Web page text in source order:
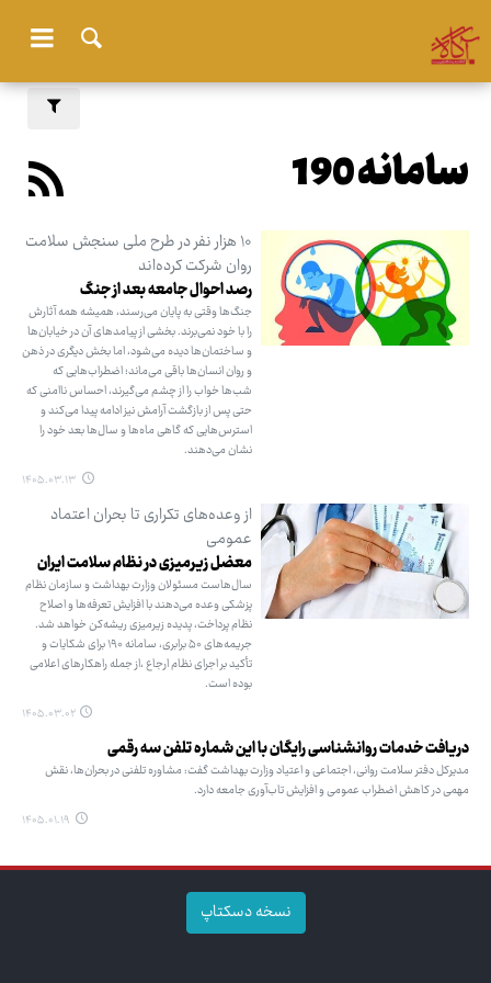
سامانه 190
۱۰ هزار نفر در طرح ملی سنجش سلامت
روان شرکت کرده‌اند
رصد احوال جامعه بعد از جنگ
جنگ‌ها وقتی به پایان می‌رسند، همیشه همه آثارش
را با خود نمی‌برند. بخشی از پیامدهای آن در خیابان‌ها
و ساختمان‌ها دیده می‌شود، اما بخش دیگری در ذهن
و روان انسان‌ها باقی می‌ماند؛ اضطراب‌هایی که
شب‌ها خواب را از چشم می‌گیرند، احساس ناامنی که
حتی پس از بازگشت آرامش نیز ادامه پیدا می‌کند و
استرس‌هایی که گاهی ماه‌ها و سال‌ها بعد خود را
نشان می‌دهند.
۱۴۰۵.۰۳.۱۳
از وعده‌های تکراری تا بحران اعتماد
عمومی
معضل زیرمیزی در نظام سلامت ایران
سال‌هاست مسئولان وزارت بهداشت و سازمان نظام
پزشکی وعده می‌دهند با افزایش تعرفه‌ها و اصلاح
نظام پرداخت، پدیده زیرمیزی ریشه‌کن خواهد شد.
جریمه‌های ۵۰ برابری، سامانه ۱۹۰ برای شکایات و
تأکید بر اجرای نظام ارجاع ،از جمله راهکارهای اعلامی
بوده است.
۱۴۰۵.۰۳.۰۲
دریافت خدمات روانشناسی رایگان با این شماره تلفن سه رقمی
مدیرکل دفتر سلامت روانی، اجتماعی و اعتیاد وزارت بهداشت گفت: مشاوره تلفنی در بحران‌ها، نقش
مهمی در کاهش اضطراب عمومی و افزایش تاب‌آوری جامعه دارد.
۱۴۰۵.۰۱.۱۹
نسخه دسکتاپ